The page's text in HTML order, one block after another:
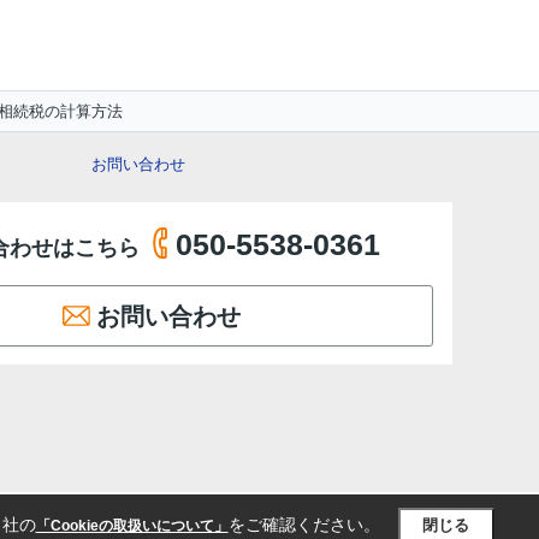
続税の計算方法
お問い合わせ
わせはこちら 050-5538-0361
お問い合わせ
の「Cookieの取扱いについて」 をご確認ください。 閉じる